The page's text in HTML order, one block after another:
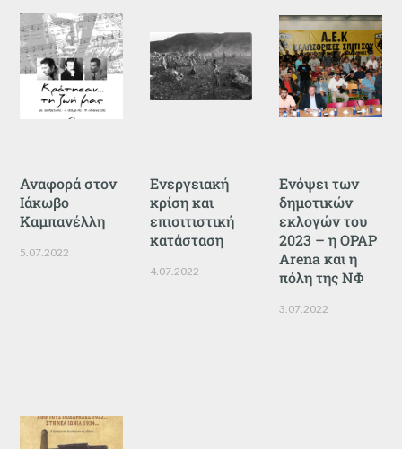
Αναφορά στον
Ιάκωβο
Καμπανέλλη
5.07.2022
Ενεργειακή
κρίση και
επισιτιστική
κατάσταση
4.07.2022
Ενόψει των
δημοτικών
εκλογών του
2023 – η OPAP
Arena και η
πόλη της ΝΦ
3.07.2022